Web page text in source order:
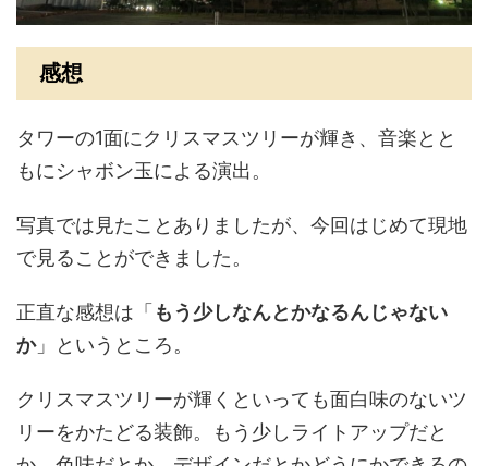
感想
タワーの1面にクリスマスツリーが輝き、音楽とと
もにシャボン玉による演出。
写真では見たことありましたが、今回はじめて現地
で見ることができました。
正直な感想は「 もう少しなんとかなるんじゃない
か」というところ。
クリスマスツリーが輝くといっても面白味のないツ
リーをかたどる装飾。もう少しライトアップだと